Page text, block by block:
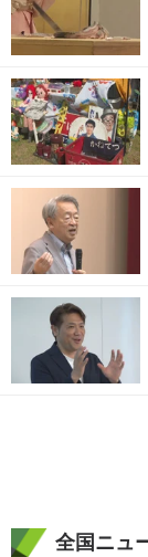
全国ニュ